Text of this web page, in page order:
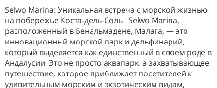
Selwo Marina: Уникальная встреча с морской жизнью
на побережье Коста-дель-Соль Selwo Marina,
расположенный в Бенальмадене, Малага, — это
инновационный морской парк и дельфинарий,
который выделяется как единственный в своем роде в
Андалусии. Это не просто аквапарк, а захватывающее
путешествие, которое приближает посетителей к
удивительным морским и экзотическим видам,